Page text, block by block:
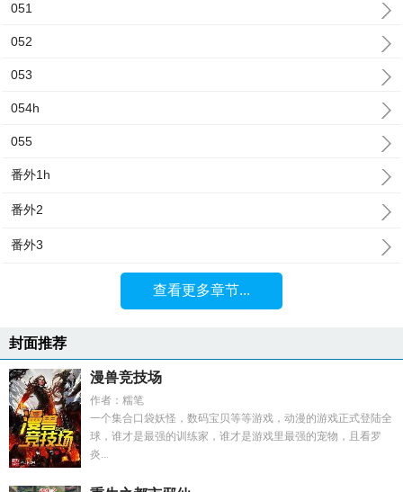
051
052
053
054h
055
番外1h
番外2
番外3
查看更多章节...
封面推荐
漫兽竞技场
作者：糯笔
一个集合口袋妖怪，数码宝贝等等游戏，动漫的游戏正式登陆全
球，谁才是最强的训练家，谁才是游戏里最强的宠物，且看罗
炎...